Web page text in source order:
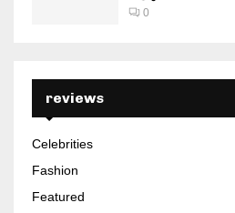
0
reviews
Celebrities
Fashion
Featured